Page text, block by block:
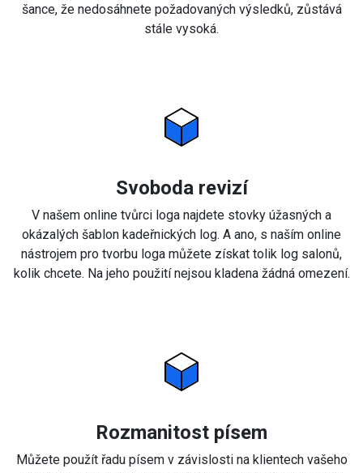
šance, že nedosáhnete požadovaných výsledků, zůstává
stále vysoká.
Svoboda revizí
V našem online tvůrci loga najdete stovky úžasných a
okázalých šablon kadeřnických log. A ano, s naším online
nástrojem pro tvorbu loga můžete získat tolik log salonů,
kolik chcete. Na jeho použití nejsou kladena žádná omezení.
Rozmanitost písem
Můžete použít řadu písem v závislosti na klientech vašeho